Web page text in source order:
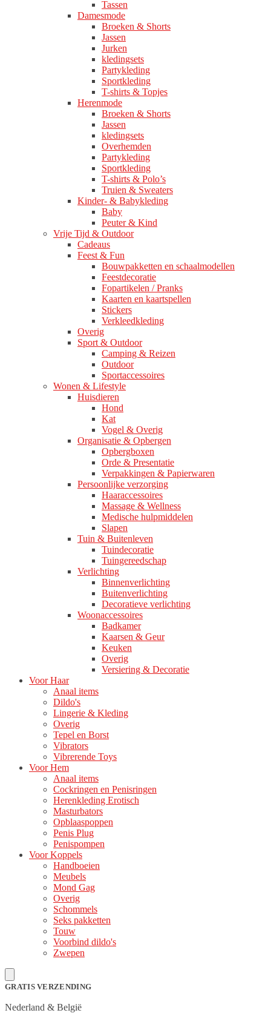
Tassen
Damesmode
Broeken & Shorts
Jassen
Jurken
kledingsets
Partykleding
Sportkleding
T-shirts & Topjes
Herenmode
Broeken & Shorts
Jassen
kledingsets
Overhemden
Partykleding
Sportkleding
T-shirts & Polo’s
Truien & Sweaters
Kinder- & Babykleding
Baby
Peuter & Kind
Vrije Tijd & Outdoor
Cadeaus
Feest & Fun
Bouwpakketten en schaalmodellen
Feestdecoratie
Fopartikelen / Pranks
Kaarten en kaartspellen
Stickers
Verkleedkleding
Overig
Sport & Outdoor
Camping & Reizen
Outdoor
Sportaccessoires
Wonen & Lifestyle
Huisdieren
Hond
Kat
Vogel & Overig
Organisatie & Opbergen
Opbergboxen
Orde & Presentatie
Verpakkingen & Papierwaren
Persoonlijke verzorging
Haaraccessoires
Massage & Wellness
Medische hulpmiddelen
Slapen
Tuin & Buitenleven
Tuindecoratie
Tuingereedschap
Verlichting
Binnenverlichting
Buitenverlichting
Decoratieve verlichting
Woonaccessoires
Badkamer
Kaarsen & Geur
Keuken
Overig
Versiering & Decoratie
Voor Haar
Anaal items
Dildo's
Lingerie & Kleding
Overig
Tepel en Borst
Vibrators
Vibrerende Toys
Voor Hem
Anaal items
Cockringen en Penisringen
Herenkleding Erotisch
Masturbators
Opblaaspoppen
Penis Plug
Penispompen
Voor Koppels
Handboeien
Meubels
Mond Gag
Overig
Schommels
Seks pakketten
Touw
Voorbind dildo's
Zwepen
GRATIS VERZENDING
Nederland & België